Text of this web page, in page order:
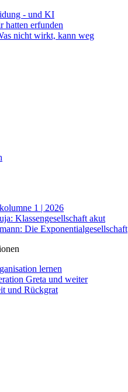
- und KI
hatten erfunden
nicht wirkt, kann weg
1 | 2026
Klassengesellschaft akut
Die Exponentialgesellschaft
lernen
Greta und weiter
und Rückgrat